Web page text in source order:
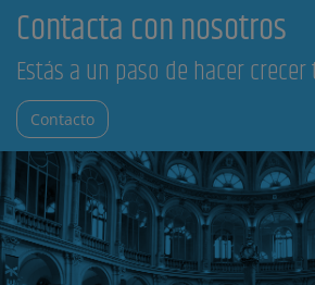
Contacta con nosotros
Estás a un paso de hacer
Contacto